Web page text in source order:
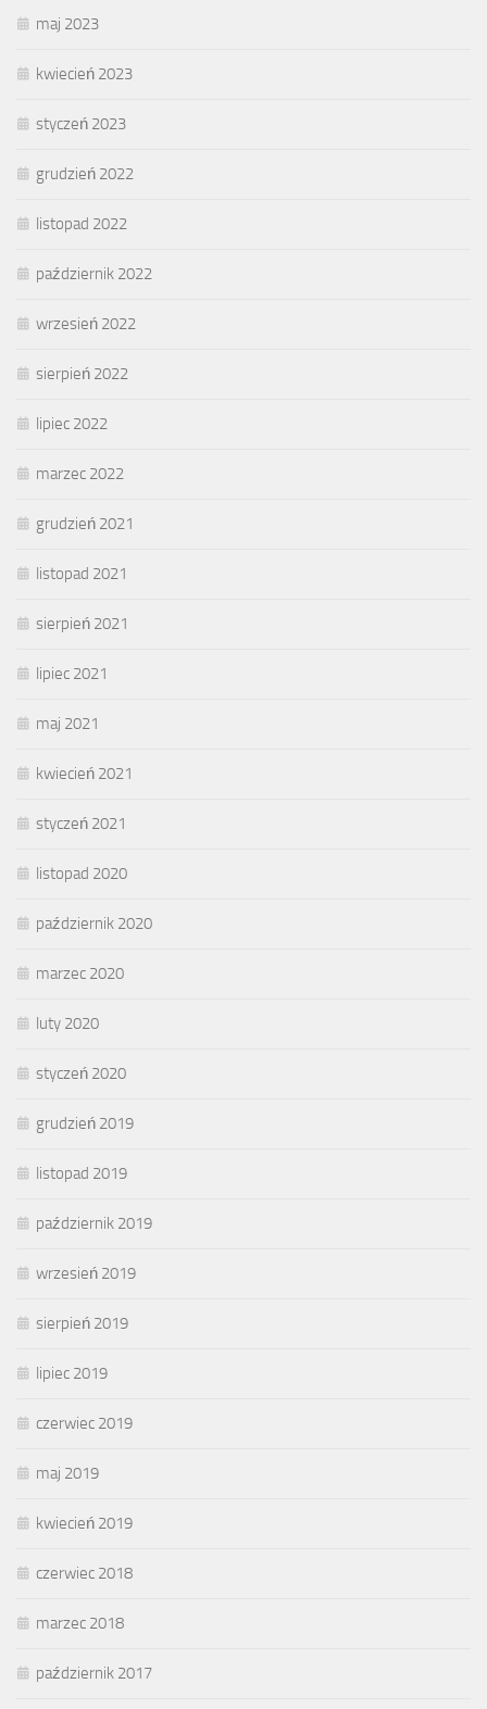
maj 2023
kwiecień 2023
styczeń 2023
grudzień 2022
listopad 2022
październik 2022
wrzesień 2022
sierpień 2022
lipiec 2022
marzec 2022
grudzień 2021
listopad 2021
sierpień 2021
lipiec 2021
maj 2021
kwiecień 2021
styczeń 2021
listopad 2020
październik 2020
marzec 2020
luty 2020
styczeń 2020
grudzień 2019
listopad 2019
październik 2019
wrzesień 2019
sierpień 2019
lipiec 2019
czerwiec 2019
maj 2019
kwiecień 2019
czerwiec 2018
marzec 2018
październik 2017